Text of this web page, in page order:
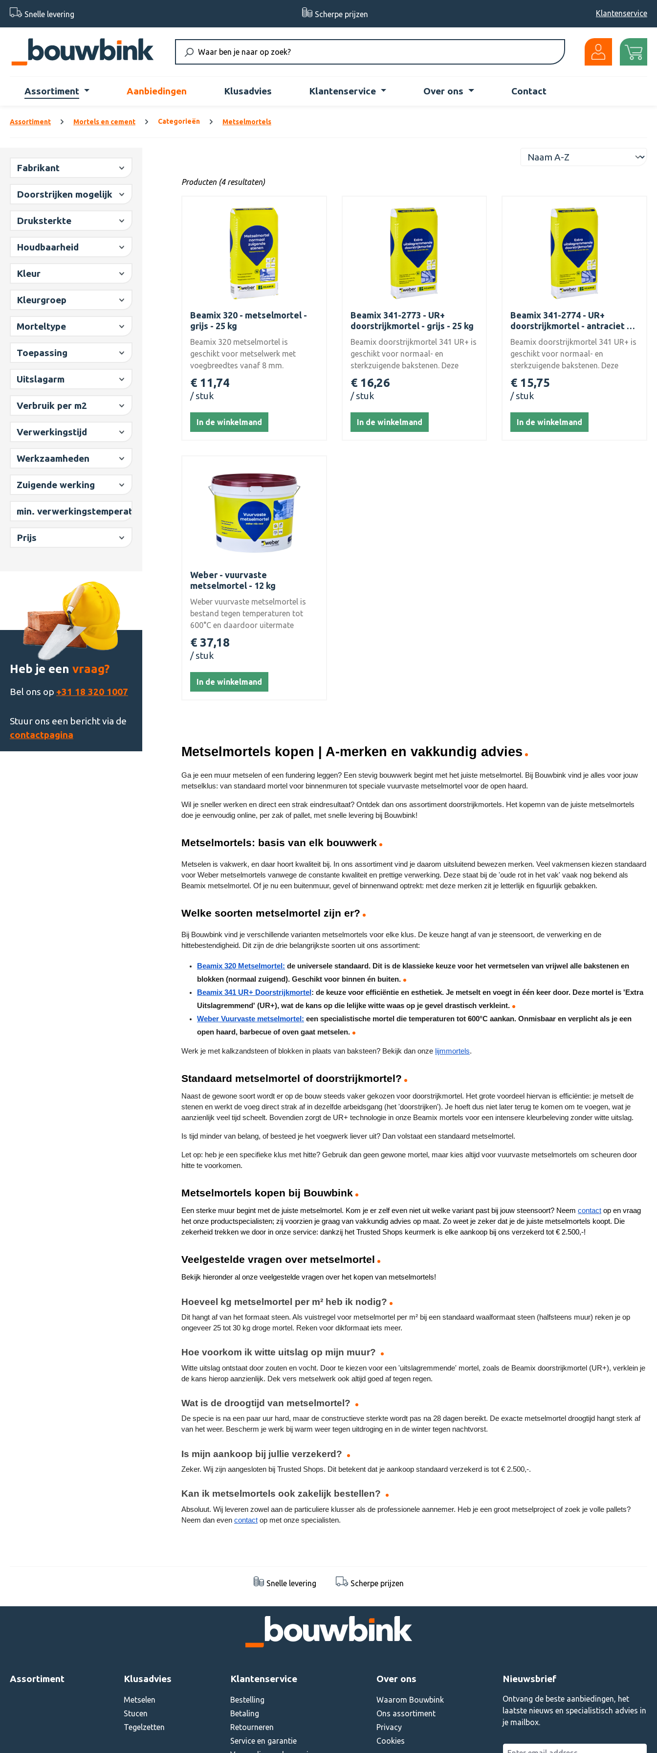
de hoofdinhoud
Ga naar de zoekopdracht
Ga naar de hoofdnavigatie
Snelle levering Scherpe prijzen Klantenservice
Assortiment Aanbiedingen Klusadvies Klantenservice Over ons Contact
Assortiment Mortels en cement Categorieën Metselmortels
Fabrikant
Doorstrijken mogelijk
Druksterkte
Houdbaarheid
Kleur
Kleurgroep
Morteltype
Toepassing
Uitslagarm
Verbruik per m2
Verwerkingstijd
Werkzaamheden
Zuigende werking
min. verwerkingstemperatuur
Prijs
Heb je een vraag?
Bel ons op +31 18 320 1007
Stuur ons een bericht via de
contactpagina
Producten (4 resultaten)
Beamix 320 - metselmortel -
grijs - 25 kg
Beamix 320 metselmortel is
geschikt voor metselwerk met
voegbreedtes vanaf 8 mm.
Gedurende langere tijd is de Beamix
320 prettig verwerkbaar, waardoor
opsteken niet nodig is. Het invlijen
van de bakstenen gaat zeer
gemakkelijk dankzij deze
€ 11,74
stuk
In de winkelmand
Beamix 341-2773 - UR+
doorstrijkmortel - grijs - 25 kg
Beamix doorstrijkmortel 341 UR+ is
geschikt voor normaal- en
sterkzuigende bakstenen. Deze
extra uitslagremmende
doorstrijkmortel kan worden
toegepast vanaf een voegbreedte
vanaf 8 mm. Kleur: grijs / 341-
2773.Beamix doorstrijkmortel 341
€ 16,26
stuk
In de winkelmand
Beamix 341-2774 - UR+
doorstrijkmortel - antraciet -
25 kg
Beamix doorstrijkmortel 341 UR+ is
geschikt voor normaal- en
sterkzuigende bakstenen. Deze
extra uitslagremmende
doorstrijkmortel kan worden
toegepast vanaf een voegbreedte
vanaf 8 mm.Kleur: antraciet / 341-
2774. Beamix doorstrijkmortel 341
€ 15,75
stuk
In de winkelmand
Weber - vuurvaste
metselmortel - 12 kg
Weber vuurvaste metselmortel is
bestand tegen temperaturen tot
600°C en daardoor uitermate
geschikt voor het metselen of het
maken van raapwerk in
schoorstenen, gesloten of open
haarden, barbecues, ovens, etc.
Deze mortel is zowel binnen als
€ 37,18
stuk
In de winkelmand
Metselmortels kopen | A-merken en vakkundig advies
Ga je een muur metselen of een fundering leggen? Een stevig bouwwerk begint met het juiste metselmortel. Bij Bouwbink vind je alles voor jouw
metselklus: van standaard mortel voor binnenmuren tot speciale vuurvaste metselmortel voor de open haard.
Wil je sneller werken en direct een strak eindresultaat? Ontdek dan ons assortiment doorstrijkmortels. Het kopemn van de juiste metselmortels
doe je eenvoudig online, per zak of pallet, met snelle levering bij Bouwbink!
Metselmortels: basis van elk bouwwerk
Metselen is vakwerk, en daar hoort kwaliteit bij. In ons assortiment vind je daarom uitsluitend bewezen merken. Veel vakmensen kiezen standaard
voor Weber metselmortels vanwege de constante kwaliteit en prettige verwerking. Deze staat bij de 'oude rot in het vak' vaak nog bekend als
Beamix metselmortel. Of je nu een buitenmuur, gevel of binnenwand optrekt: met deze merken zit je letterlijk en figuurlijk gebakken.
Welke soorten metselmortel zijn er?
Bij Bouwbink vind je verschillende varianten metselmortels voor elke klus. De keuze hangt af van je steensoort, de verwerking en de
hittebestendigheid. Dit zijn de drie belangrijkste soorten uit ons assortiment:
Beamix 320 Metselmortel: de universele standaard. Dit is de klassieke keuze voor het vermetselen van vrijwel alle bakstenen en
blokken (normaal zuigend). Geschikt voor binnen én buiten.
Beamix 341 UR+ Doorstrijkmortel : de keuze voor efficiëntie en esthetiek. Je metselt en voegt in één keer door. Deze mortel is 'Extra
Uitslagremmend' (UR+), wat de kans op die lelijke witte waas op je gevel drastisch verkleint.
Weber Vuurvaste metselmortel: een specialistische mortel die temperaturen tot 600°C aankan. Onmisbaar en verplicht als je een
open haard, barbecue of oven gaat metselen.
Werk je met kalkzandsteen of blokken in plaats van baksteen? Bekijk dan onze lijmmortels.
Standaard metselmortel of doorstrijkmortel?
Naast de gewone soort wordt er op de bouw steeds vaker gekozen voor doorstrijkmortel. Het grote voordeel hiervan is efficiëntie: je metselt de
stenen en werkt de voeg direct strak af in dezelfde arbeidsgang (het 'doorstrijken'). Je hoeft dus niet later terug te komen om te voegen, wat je
aanzienlijk veel tijd scheelt. Bovendien zorgt de UR+ technologie in onze Beamix mortels voor een intensere kleurbeleving zonder witte uitslag.
Is tijd minder van belang, of besteed je het voegwerk liever uit? Dan volstaat een standaard metselmortel.
Let op: heb je een specifieke klus met hitte? Gebruik dan geen gewone mortel, maar kies altijd voor vuurvaste metselmortels om scheuren door
hitte te voorkomen.
Metselmortels kopen bij Bouwbink
Een sterke muur begint met de juiste metselmortel. Kom je er zelf even niet uit welke variant past bij jouw steensoort? Neem contact op en vraag
het onze productspecialisten; zij voorzien je graag van vakkundig advies op maat. Zo weet je zeker dat je de juiste metselmortels koopt. Die
zekerheid trekken we door in onze service: dankzij het Trusted Shops keurmerk is elke aankoop bij ons verzekerd tot € 2.500,-!
Veelgestelde vragen over metselmortel
Bekijk hieronder al onze veelgestelde vragen over het kopen van metselmortels!
Hoeveel kg metselmortel per m² heb ik nodig?
Dit hangt af van het formaat steen. Als vuistregel voor metselmortel per m² bij een standaard waalformaat steen (halfsteens muur) reken je op
ongeveer 25 tot 30 kg droge mortel. Reken voor dikformaat iets meer.
Hoe voorkom ik witte uitslag op mijn muur?
Witte uitslag ontstaat door zouten en vocht. Door te kiezen voor een 'uitslagremmende' mortel, zoals de Beamix doorstrijkmortel (UR+), verklein je
de kans hierop aanzienlijk. Dek vers metselwerk ook altijd goed af tegen regen.
Wat is de droogtijd van metselmortel?
De specie is na een paar uur hard, maar de constructieve sterkte wordt pas na 28 dagen bereikt. De exacte metselmortel droogtijd hangt sterk af
van het weer. Bescherm je werk bij warm weer tegen uitdroging en in de winter tegen nachtvorst.
Is mijn aankoop bij jullie verzekerd?
Zeker. Wij zijn aangesloten bij Trusted Shops. Dit betekent dat je aankoop standaard verzekerd is tot € 2.500,-.
Kan ik metselmortels ook zakelijk bestellen?
Absoluut. Wij leveren zowel aan de particuliere klusser als de professionele aannemer. Heb je een groot metselproject of zoek je volle pallets?
Neem dan even contact op met onze specialisten.
Snelle levering Scherpe prijzen
Assortiment Klusadvies
Metselen
Stucen
Tegelzetten
Klantenservice
Bestelling
Betaling
Retourneren
Service en garantie
Over ons
Waarom Bouwbink
Ons assortiment
Privacy
Cookies
Nieuwsbrief
Ontvang de beste aanbiedingen, het
laatste nieuws en specialistisch advies in
je mailbox.